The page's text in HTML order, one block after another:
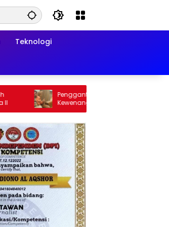
Teknologi
Penggantian Kapolri Merupakan
Kewenangan Absolut Presiden, Prof
Juanda: Jangan Sampai